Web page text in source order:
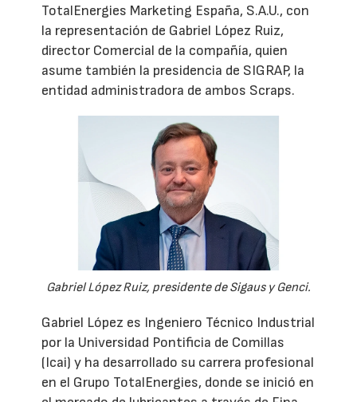
TotalEnergies Marketing España, S.A.U., con
la representación de Gabriel López Ruiz,
director Comercial de la compañía, quien
asume también la presidencia de SIGRAP, la
entidad administradora de ambos Scraps.
Gabriel López Ruiz, presidente de Sigaus y Genci.
Gabriel López es Ingeniero Técnico Industrial
por la Universidad Pontificia de Comillas
(Icai) y ha desarrollado su carrera profesional
en el Grupo TotalEnergies, donde se inició en